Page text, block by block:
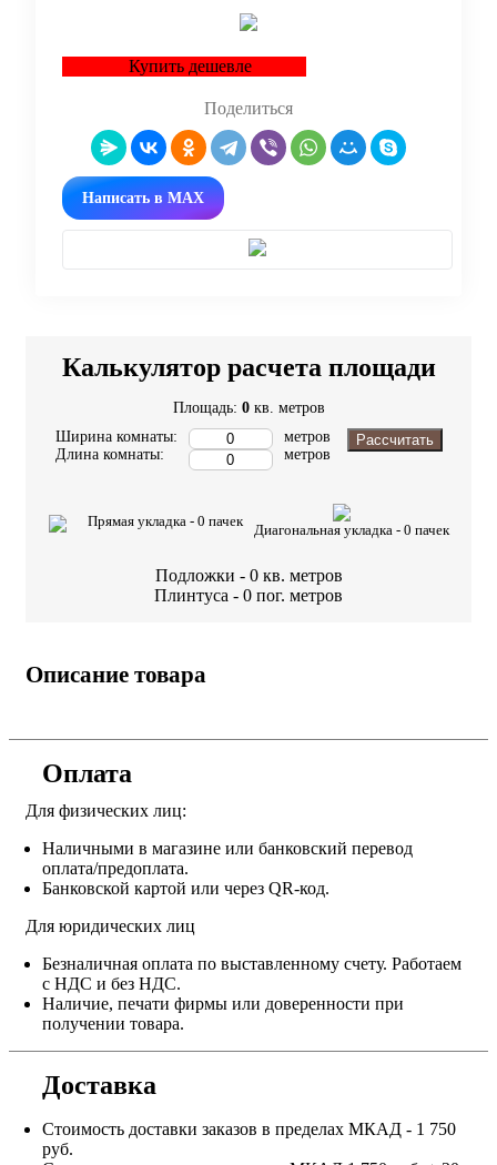
Купить дешевле
Поделиться
Написать в MAX
Калькулятор расчета площади
Площадь: 0 кв. метров
Ширина комнаты:
Длина комнаты:
метров
метров
Рассчитать
Прямая укладка - 0 пачек
Диагональная укладка - 0 пачек
Подложки - 0 кв. метров
Плинтуса - 0 пог. метров
Описание товара
Оплата
Для физических лиц:
Наличными в магазине или банковский перевод
оплата/предоплата.
Банковской картой или через QR-код.
Для юридических лиц
Безналичная оплата по выставленному счету. Работаем
с НДС и без НДС.
Наличие, печати фирмы или доверенности при
получении товара.
Доставка
Стоимость доставки заказов в пределах МКАД - 1 750
руб.